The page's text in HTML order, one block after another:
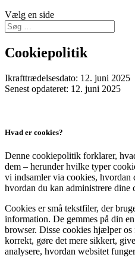
Vælg en side
Cookiepolitik
Ikrafttrædelsesdato: 12. juni 2025
Senest opdateret: 12. juni 2025
Hvad er cookies?
Denne cookiepolitik forklarer,
dem – herunder hvilke typer
vi indsamler via cookies, hvordan
hvordan du kan administrere dine
Cookies er små tekstfiler, der
information. De gemmes på din
browser. Disse cookies hjælper
korrekt, gøre det mere sikkert,
analysere, hvordan websitet